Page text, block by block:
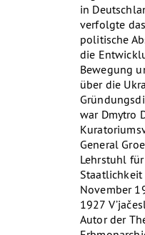
in
verfolgte
politische
die
Bewegung
über die
war Dmytro
General
Lehrstuhl
November
1927
Autor der